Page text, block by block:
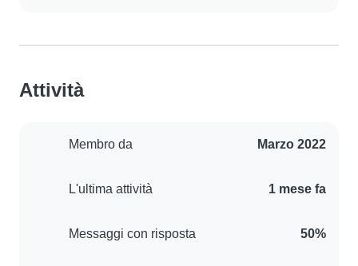
Attività
Membro da Marzo 2022
L'ultima attività 1 mese fa
Messaggi con risposta 50%